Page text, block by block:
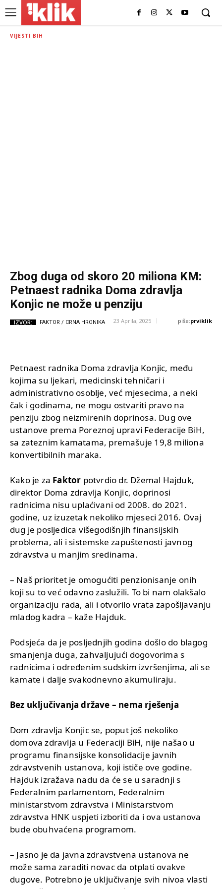
VIJESTI BIH
Zbog duga od skoro 20 miliona KM:
Petnaest radnika Doma zdravlja
Konjic ne može u penziju
IZVOR: FAKTOR / CRNA HRONIKA 23 Aprila, 2025 piše:prviklik
Petnaest radnika Doma zdravlja Konjic, među
kojima su ljekari, medicinski tehničari i
administrativno osoblje, već mjesecima, a neki
čak i godinama, ne mogu ostvariti pravo na
penziju zbog neizmirenih doprinosa. Dug ove
ustanove prema Poreznoj upravi Federacije BiH,
sa zateznim kamatama, premašuje 19,8 miliona
konvertibilnih maraka.
Kako je za Faktor potvrdio dr. Džemal Hajduk,
direktor Doma zdravlja Konjic, doprinosi
radnicima nisu uplaćivani od 2008. do 2021.
godine, uz izuzetak nekoliko mjeseci 2016. Ovaj
dug je posljedica višegodišnjih finansijskih
problema, ali i sistemske zapuštenosti javnog
zdravstva u manjim sredinama.
– Naš prioritet je omogućiti penzionisanje onih
koji su to već odavno zaslužili. To bi nam olakšalo
organizaciju rada, ali i otvorilo vrata zapošljavanju
mladog kadra – kaže Hajduk.
Podsjeća da je posljednjih godina došlo do blagog
smanjenja duga, zahvaljujući dogovorima s
radnicima i određenim sudskim izvršenjima, ali se
kamate i dalje svakodnevno akumuliraju.
Bez uključivanja države – nema rješenja
Dom zdravlja Konjic se, poput još nekoliko
domova zdravlja u Federaciji BiH, nije našao u
programu finansijske konsolidacije javnih
zdravstvenih ustanova, koji ističe ove godine.
Hajduk izražava nadu da će se u saradnji s
Federalnim parlamentom, Federalnim
ministarstvom zdravstva i Ministarstvom
zdravstva HNK uspjeti izboriti da i ova ustanova
bude obuhvaćena programom.
– Jasno je da javna zdravstvena ustanova ne
može sama zaraditi novac da otplati ovakve
dugove. Potrebno je uključivanje svih nivoa vlasti